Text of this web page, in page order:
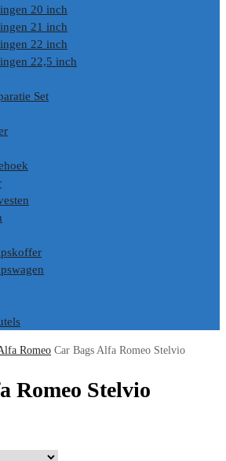
20 inch
21 inch
22 inch
22,5 inch
Set
Romeo Car Bags Alfa Romeo Stelvio
Romeo Stelvio